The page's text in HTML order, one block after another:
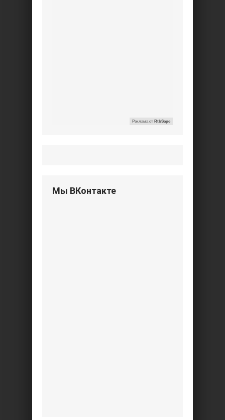
Реклама от RtbSape
Мы ВКонтакте